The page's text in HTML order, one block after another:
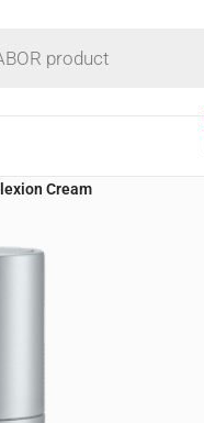
Cream